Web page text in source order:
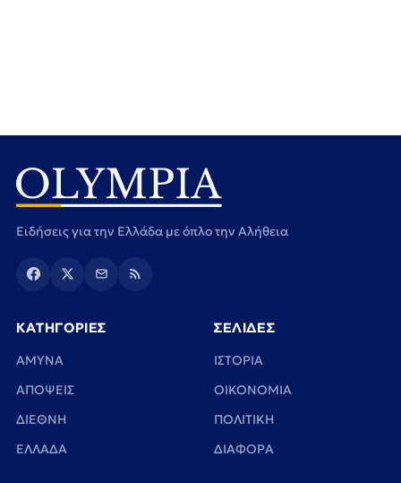
Ειδήσεις για την Ελλάδα με όπλο την Αλήθεια
ΚΑΤΗΓΟΡΙΕΣ
ΑΜΥΝΑ
ΑΠΟΨΕΙΣ
ΔΙΕΘΝΗ
ΕΛΛΑΔΑ
ΣΕΛΙΔΕΣ
ΙΣΤΟΡΙΑ
ΟΙΚΟΝΟΜΙΑ
ΠΟΛΙΤΙΚΗ
ΔΙΑΦΟΡΑ